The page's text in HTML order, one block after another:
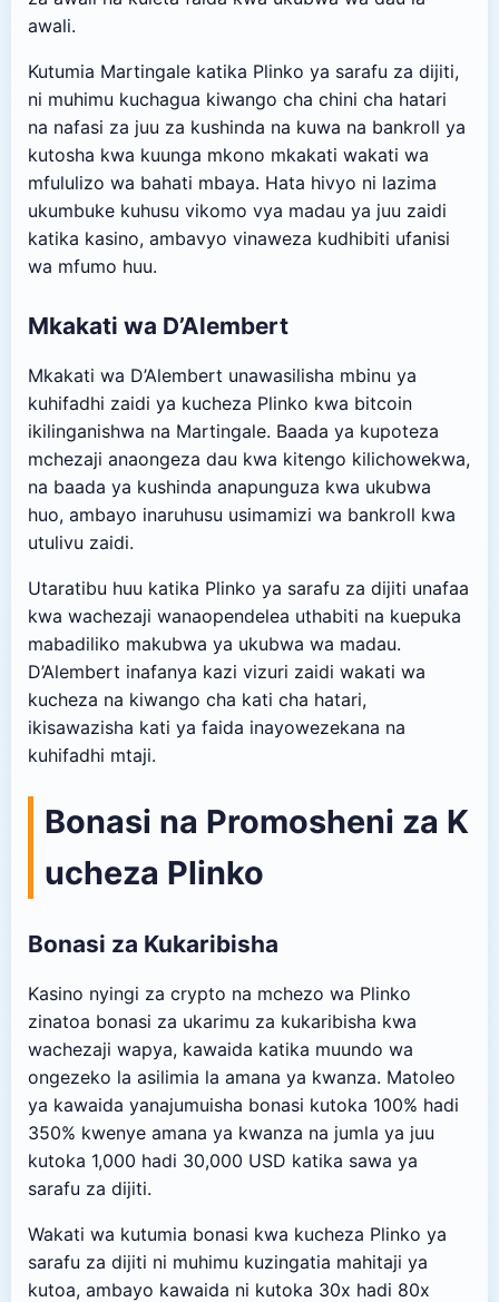
awali.
Kutumia Martingale katika Plinko ya sarafu za dijiti,
ni muhimu kuchagua kiwango cha chini cha hatari
na nafasi za juu za kushinda na kuwa na bankroll ya
kutosha kwa kuunga mkono mkakati wakati wa
mfululizo wa bahati mbaya. Hata hivyo ni lazima
ukumbuke kuhusu vikomo vya madau ya juu zaidi
katika kasino, ambavyo vinaweza kudhibiti ufanisi
wa mfumo huu.
Mkakati wa D’Alembert
Mkakati wa D’Alembert unawasilisha mbinu ya
kuhifadhi zaidi ya kucheza Plinko kwa bitcoin
ikilinganishwa na Martingale. Baada ya kupoteza
mchezaji anaongeza dau kwa kitengo kilichowekwa,
na baada ya kushinda anapunguza kwa ukubwa
huo, ambayo inaruhusu usimamizi wa bankroll kwa
utulivu zaidi.
Utaratibu huu katika Plinko ya sarafu za dijiti unafaa
kwa wachezaji wanaopendelea uthabiti na kuepuka
mabadiliko makubwa ya ukubwa wa madau.
D’Alembert inafanya kazi vizuri zaidi wakati wa
kucheza na kiwango cha kati cha hatari,
ikisawazisha kati ya faida inayowezekana na
kuhifadhi mtaji.
Bonasi na Promosheni za K
ucheza Plinko
Bonasi za Kukaribisha
Kasino nyingi za crypto na mchezo wa Plinko
zinatoa bonasi za ukarimu za kukaribisha kwa
wachezaji wapya, kawaida katika muundo wa
ongezeko la asilimia la amana ya kwanza. Matoleo
ya kawaida yanajumuisha bonasi kutoka 100% hadi
350% kwenye amana ya kwanza na jumla ya juu
kutoka 1,000 hadi 30,000 USD katika sawa ya
sarafu za dijiti.
Wakati wa kutumia bonasi kwa kucheza Plinko ya
sarafu za dijiti ni muhimu kuzingatia mahitaji ya
kutoa, ambayo kawaida ni kutoka 30x hadi 80x